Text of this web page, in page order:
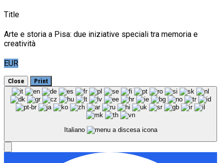
Title
Arte e storia a Pisa: due iniziative speciali tra memoria e
creatività
EUR
Close Print
Italiano